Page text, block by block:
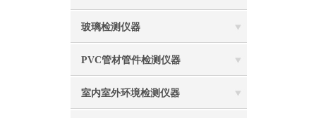
玻璃检测仪器
PVC管材管件检测仪器
室内室外环境检测仪器